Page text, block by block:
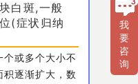
白斑,一般
(症状归纳
或多个大小不
逐渐扩大，数
我
要
咨
询